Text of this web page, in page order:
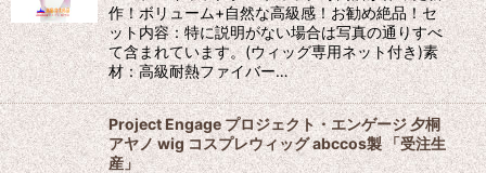
作！ボリューム+自然な高級感！お勧め絶品！セ
ット内容：特に説明がない場合は写真の通りすべ
て含まれています。(ウィッグ専用ネット付き)素
材：高級耐熱ファイバー…
Project Engage プロジェクト・エンゲージ 夕桐
アヤノ wig コスプレウィッグ abccos製 「受注生
産」